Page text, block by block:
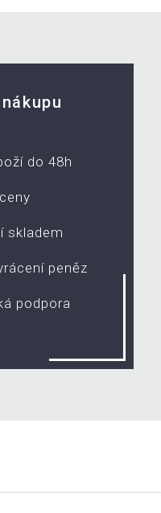
do 48h
skladem
peněz
podpora